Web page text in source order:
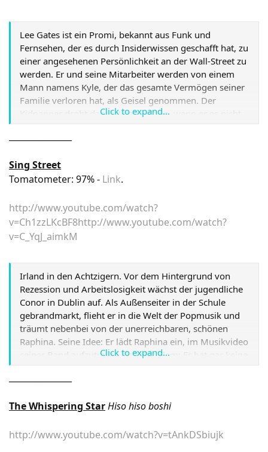
Lee Gates ist ein Promi, bekannt aus Funk und
Fernsehen, der es durch Insiderwissen geschafft hat, zu
einer angesehenen Persönlichkeit an der Wall-Street zu
werden. Er und seine Mitarbeiter werden von einem
Mann namens Kyle, der das gesamte Vermögen seiner
Familie verloren hat, als Geisel genommen. Der
Kidnapper droht damit, Lee zu töten, wenn er es nicht
schafft, bis zum Ende des Börsentages den Kurs einer
Aktie um mindestens 24,5 Punkte nach oben zu
Click to expand...
Sing Street
Tomatometer: 97% - Link.
http://www.youtube.com/watch?
v=Ch1zzLKcBF8http://www.youtube.com/watch?
v=C_YqJ_aimkM
Irland in den Achtzigern. Vor dem Hintergrund von
Rezession und Arbeitslosigkeit wächst der jugendliche
Conor in Dublin auf. Als Außenseiter in der Schule
gebrandmarkt, flieht er in die Welt der Popmusik und
träumt nebenbei von der unerreichbaren, schönen
Raphina. Seine Idee: Er lädt Raphina ein, im Musikvideo
seiner Band aufzutreten. Sein Problem: Er hat gar keine
Band, kann noch nicht mal ein Instrument spielen. Aber
sein Plan darf auf keinen Fall scheitern. Also gründet er
eine Band und voller Leidenschaft schreiben sie ihre
Click to expand...
The Whispering StarHiso hiso boshi
http://www.youtube.com/watch?v=tAnkDSbiujk